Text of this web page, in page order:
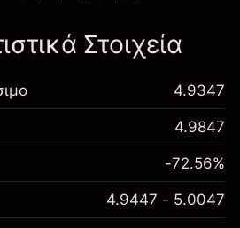
Στοιχεία
4.9347
4.9847
-72.56%
4.9447 - 5.0047